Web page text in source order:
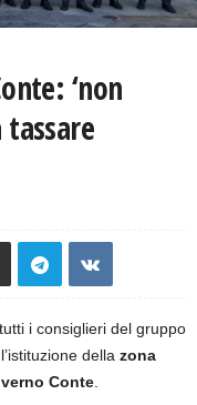
‘non
i consiglieri del gruppo
della zona
Conte.